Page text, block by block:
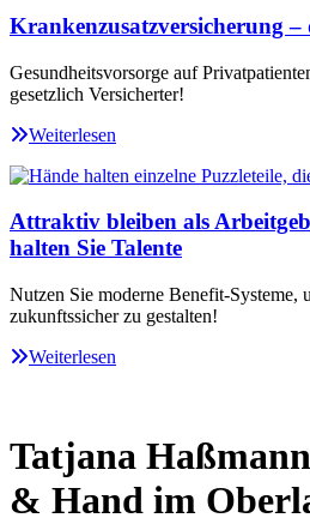
Krankenzusatzversicherung –
Gesundheitsvorsorge auf
gesetzlich Versicherter!
Weiterlesen
Attraktiv bleiben als
halten Sie Talente
Nutzen Sie moderne Benefit-Systeme,
zukunftssicher zu gestalten!
Weiterlesen
Tatjana
& Hand im